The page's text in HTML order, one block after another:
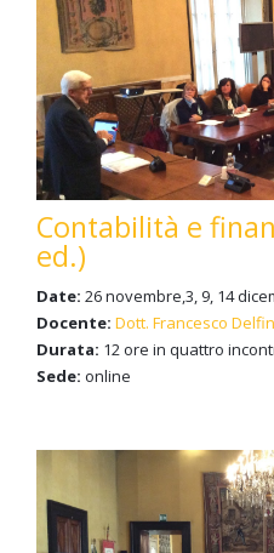
Contabilità e
ed.)
Date: 26 novembre,3, 9, 14
Docente: Dott. Francesco
Durata: 12 ore in quattro
Sede: online